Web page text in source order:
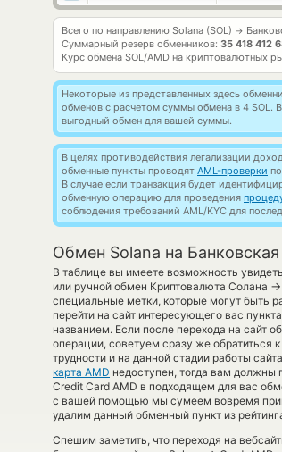
Всего по направлению Solana (SOL) →
Суммарный резерв обменников: 35 418 412
Курс обмена SOL/AMD на криптовалютных
Некоторые из представленных здесь
обменов с расчетом суммы обмена в 4 SOL.
выгодный обмен для вашей суммы.
В целях противодействия легализации
обменные пункты проводят AML-проверки
В случае если транзакция будет
обменную операцию для проведения
соблюдения требований AML/KYC для
Обмен Solana на Банковская
В таблице вы имеете возможность
или ручной обмен Криптовалюта Солана →
специальные метки, которые могут быть
перейти на сайт интересующего вас
названием. Если после перехода на сайт
операции, советуем сразу же обратиться
трудности и на данной стадии работы
карта AMD недоступен, тогда вам должны
Credit Card AMD в подходящем для вас
с вашей помощью мы сумеем вовремя
удалим данный обменный пункт из
Спешим заметить, что переходя на